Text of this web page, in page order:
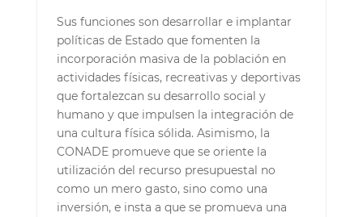
Sus funciones son desarrollar e implantar
políticas de Estado que fomenten la
incorporación masiva de la población en
actividades físicas, recreativas y deportivas
que fortalezcan su desarrollo social y
humano y que impulsen la integración de
una cultura física sólida. Asimismo, la
CONADE promueve que se oriente la
utilización del recurso presupuestal no
como un mero gasto, sino como una
inversión, e insta a que se promueva una